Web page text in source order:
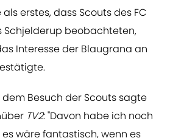
erstes, dass Scouts des FC
Schjelderup beobachteten,
Interesse der Blaugrana an
Besuch der Scouts sagte
TV2: "Davon habe ich noch
wäre fantastisch, wenn es